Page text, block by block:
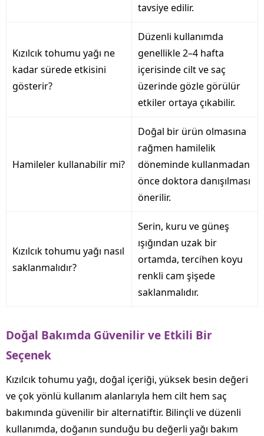
tavsiye edilir.
Kızılcık tohumu yağı ne
kadar sürede etkisini
gösterir?
Düzenli kullanımda
genellikle 2–4 hafta
içerisinde cilt ve saç
üzerinde gözle görülür
etkiler ortaya çıkabilir.
Hamileler kullanabilir mi?
Doğal bir ürün olmasına
rağmen hamilelik
döneminde kullanmadan
önce doktora danışılması
önerilir.
Kızılcık tohumu yağı nasıl
saklanmalıdır?
Serin, kuru ve güneş
ışığından uzak bir
ortamda, tercihen koyu
renkli cam şişede
saklanmalıdır.
Doğal Bakımda Güvenilir ve Etkili Bir
Seçenek
Kızılcık tohumu yağı, doğal içeriği, yüksek besin değeri
ve çok yönlü kullanım alanlarıyla hem cilt hem saç
bakımında güvenilir bir alternatiftir. Bilinçli ve düzenli
kullanımda, doğanın sunduğu bu değerli yağı bakım